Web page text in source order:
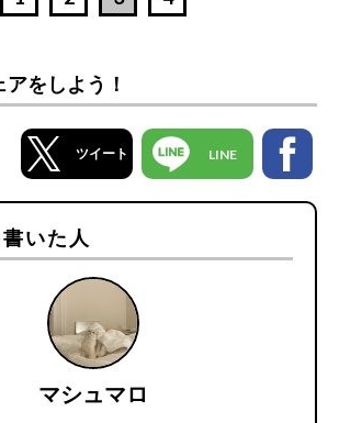
をしよう！
ツイート LINE
いた人
マシュマロ